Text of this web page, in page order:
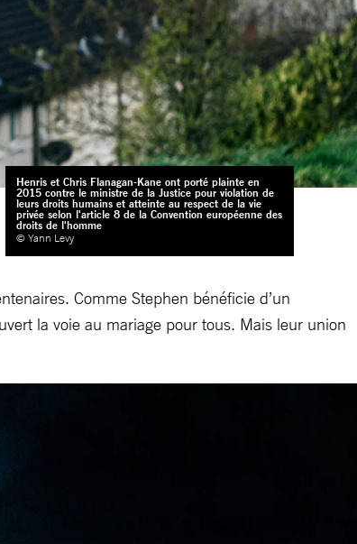
Henris et Chris Flanagan-Kane ont porté plainte en
2015 contre le ministre de la Justice pour violation de
leurs droits humains et atteinte au respect de la vie
privée selon l'article 8 de la Convention européenne des
droits de l'homme
© Yann Levy
Comme Stephen bénéficie d’un
la voie au mariage pour tous. Mais leur union